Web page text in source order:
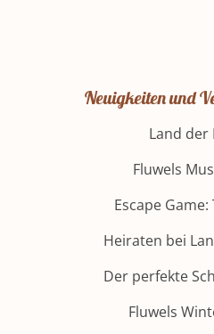
Neuigkeiten und
Land der
Fluwels
Escape
Heiraten bei
Der perfekte
Fluwels